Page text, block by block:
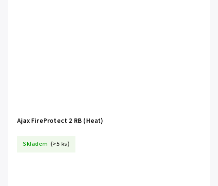
Ajax FireProtect 2 RB (Heat)
Skladem (>5 ks)